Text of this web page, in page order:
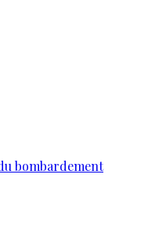
bombardement